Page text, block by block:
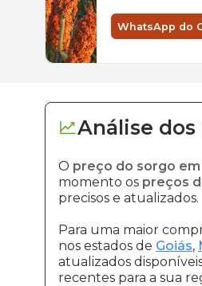
WhatsApp do
Análise dos
O preço do sorgo em
momento os preços
precisos e atualizados.
Para uma maior
nos estados de Goiás,
atualizados
recentes para a sua